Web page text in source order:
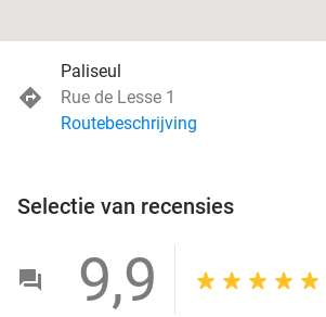
Paliseul
Rue de Lesse 1
Routebeschrijving
Selectie van recensies
9,9